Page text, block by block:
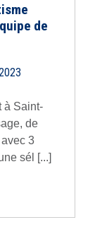
de
à Saint-
de
3
sél [...]